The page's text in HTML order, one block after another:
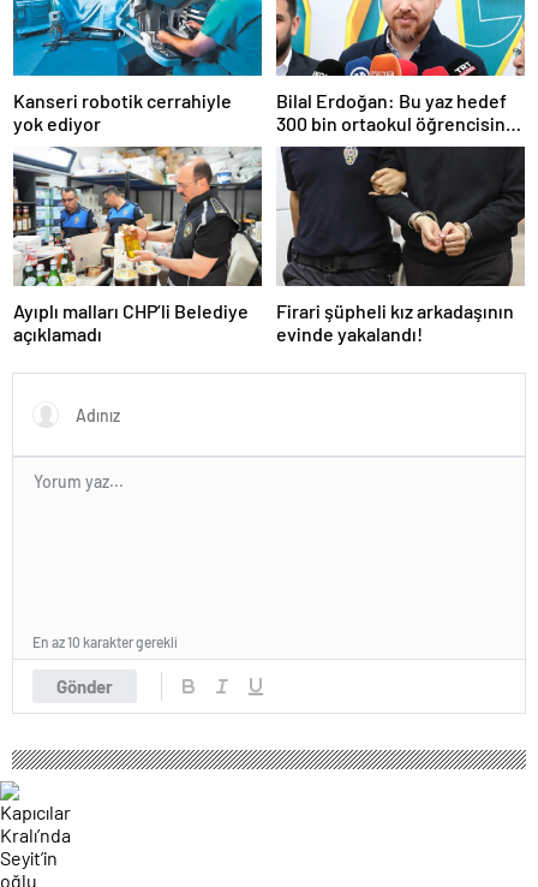
Kanseri robotik cerrahiyle
yok ediyor
Bilal Erdoğan: Bu yaz hedef
300 bin ortaokul öğrencisini
yaz okullarında ağırlamak
Ayıplı malları CHP’li Belediye
açıklamadı
Firari şüpheli kız arkadaşının
evinde yakalandı!
Gönder
En az 10 karakter gerekli